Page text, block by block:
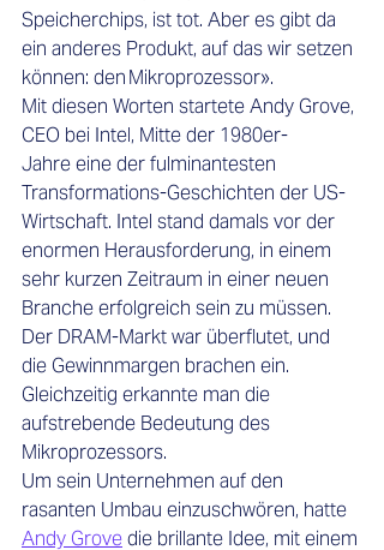
Speicherchips, ist tot. Aber es gibt da
ein anderes Produkt, auf das wir setzen
können: den Mikroprozessor».
Mit diesen Worten startete Andy Grove,
CEO bei Intel, Mitte der 1980er-
Jahre eine der fulminantesten
Transformations-Geschichten der US-
Wirtschaft. Intel stand damals vor der
enormen Herausforderung, in einem
sehr kurzen Zeitraum in einer neuen
Branche erfolgreich sein zu müssen.
Der DRAM-Markt war überflutet, und
die Gewinnmargen brachen ein.
Gleichzeitig erkannte man die
aufstrebende Bedeutung des
Mikroprozessors.
Um sein Unternehmen auf den
rasanten Umbau einzuschwören, hatte
Andy Grovedie brillante Idee, mit einem